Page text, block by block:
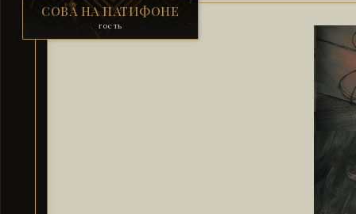
СОВА НА ПАТИФОНЕ
гость